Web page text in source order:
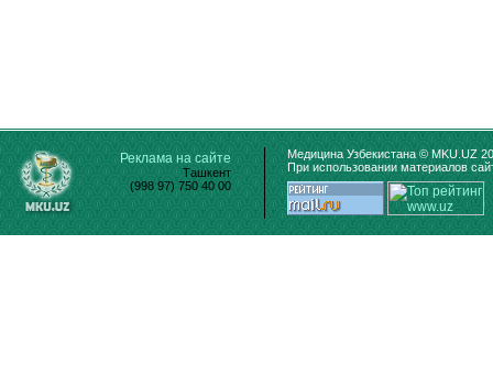
Реклама на сайте
Ташкент
(998 97) 750 40 00
Медицина Узбекистана © MKU.UZ
При использовании материалов